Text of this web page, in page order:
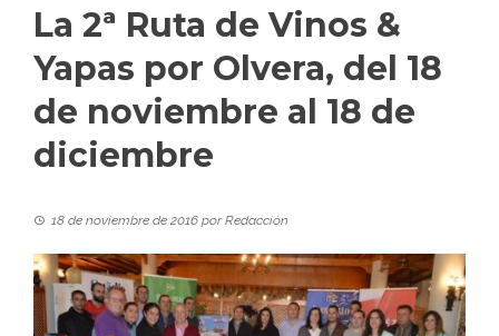
La 2ª Ruta de Vinos &
Yapas por Olvera, del 18
de noviembre al 18 de
diciembre
18 de noviembre de 2016 porRedacción